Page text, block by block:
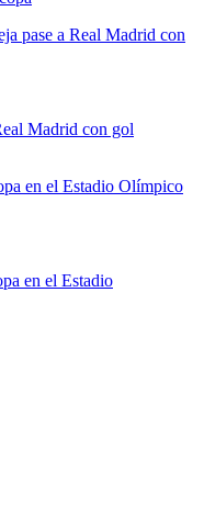
pase a Real Madrid con
en el Estadio Olímpico